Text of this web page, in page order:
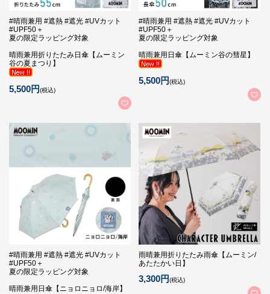
#晴雨兼用 #遮熱 #遮光 #UVカット
#UPF50＋
夏の限定ラッピング対象
晴雨兼用折りたたみ日傘【ムーミン
谷の夏まつり】
5,500円(税込)
#晴雨兼用 #遮熱 #遮光 #UVカット
#UPF50＋
夏の限定ラッピング対象
晴雨兼用日傘【ムーミン谷の彗星】
5,500円(税込)
#晴雨兼用 #遮熱 #遮光 #UVカット
#UPF50＋
夏の限定ラッピング対象
晴雨兼用日傘【ニョロニョロ/海岸】
雨晴兼用折りたたみ雨傘【ムーミン/
あたたかい日】
3,300円(税込)